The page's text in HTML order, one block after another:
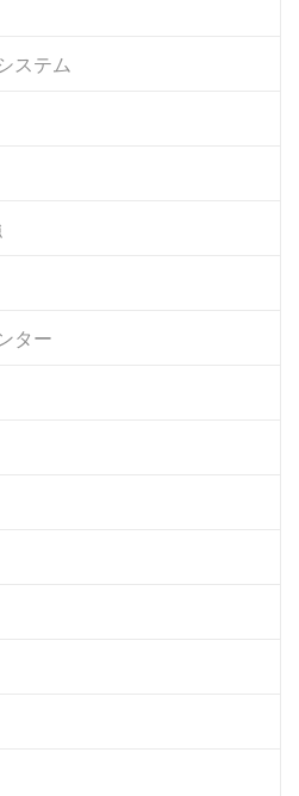
ステム
ター